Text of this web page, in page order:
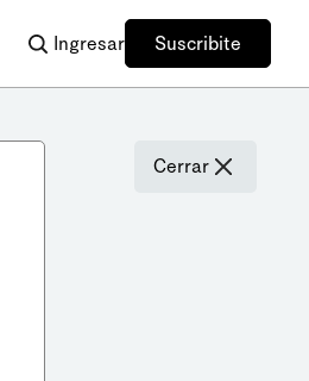
Ingresar Suscribite
Cerrar